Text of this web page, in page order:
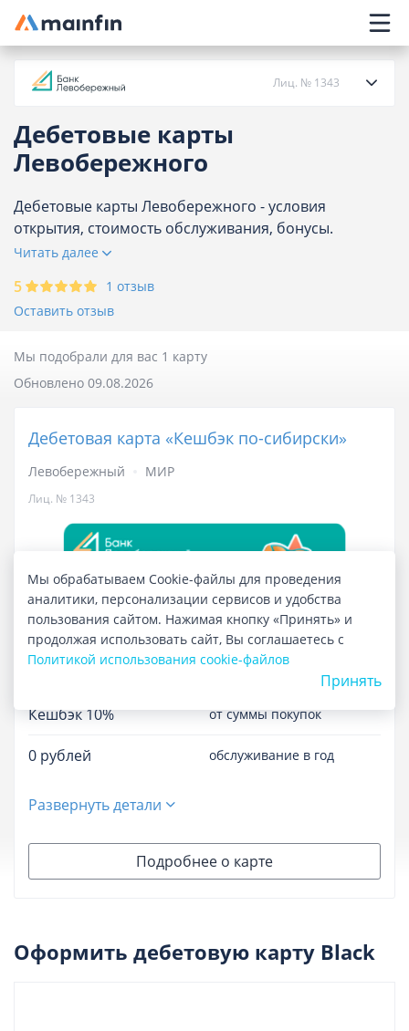
Главное меню
Дебетовые карты
Левобережного
Дебетовые карты Левобережного - условия
открытия, стоимость обслуживания, бонусы.
Сравните предложения Левобережного и оформите
Предложений на сегодня - 1.
Читать далее
Лиц. № 1343
О банке
Кредиты
Карты
Вклады
Отделения
Курсы валют
5
1 отзыв
Оставить отзыв
Мы подобрали для вас 1 карту
Обновлено 09.08.2026
Дебетовая карта «Кешбэк по-сибирски»
Левобережный МИР
Лиц. № 1343
Мили поверх рублей!
на остаток
Кешбэк 10% от суммы покупок
0 рублей обслуживание в год
Развернуть детали
Подробнее о карте
Оформить дебетовую карту Black
Мы обрабатываем Cookie-файлы для проведения
аналитики, персонализации сервисов и удобства
пользования сайтом. Нажимая кнопку «Принять» и
продолжая использовать сайт, Вы соглашаетесь с
Политикой использования cookie-файлов
Принять